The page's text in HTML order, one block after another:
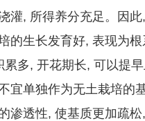
灌, 所得养分充足。因
的生长发育好, 表现为
累多, 开花期长, 可以提
宜单独作为无土栽培的
渗透性, 使基质更加疏